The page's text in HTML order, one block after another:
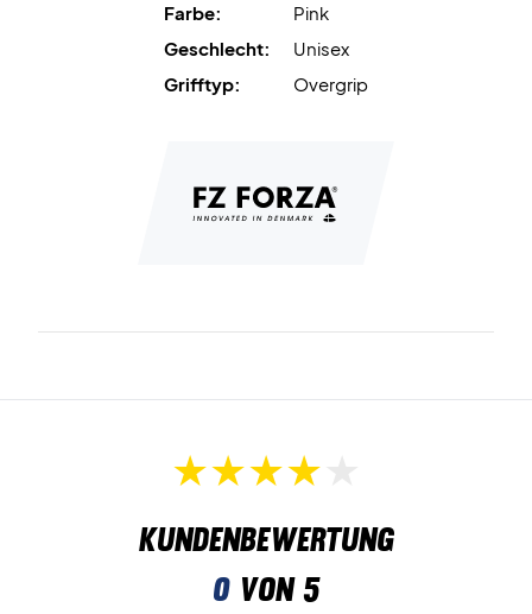
Farbe:
Pink
Geschlecht:
Unisex
Grifftyp:
Overgrip
Kundenbewertung
0von 5